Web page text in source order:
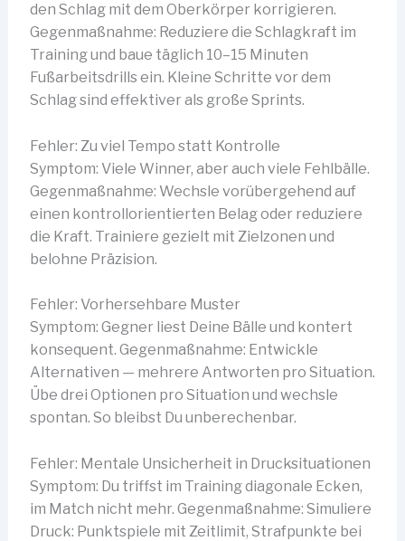
den Schlag mit dem Oberkörper korrigieren.
Gegenmaßnahme: Reduziere die Schlagkraft im
Training und baue täglich 10–15 Minuten
Fußarbeitsdrills ein. Kleine Schritte vor dem
Schlag sind effektiver als große Sprints.
Fehler: Zu viel Tempo statt Kontrolle
Symptom: Viele Winner, aber auch viele Fehlbälle.
Gegenmaßnahme: Wechsle vorübergehend auf
einen kontrollorientierten Belag oder reduziere
die Kraft. Trainiere gezielt mit Zielzonen und
belohne Präzision.
Fehler: Vorhersehbare Muster
Symptom: Gegner liest Deine Bälle und kontert
konsequent. Gegenmaßnahme: Entwickle
Alternativen — mehrere Antworten pro Situation.
Übe drei Optionen pro Situation und wechsle
spontan. So bleibst Du unberechenbar.
Fehler: Mentale Unsicherheit in Drucksituationen
Symptom: Du triffst im Training diagonale Ecken,
im Match nicht mehr. Gegenmaßnahme: Simuliere
Druck: Punktspiele mit Zeitlimit, Strafpunkte bei